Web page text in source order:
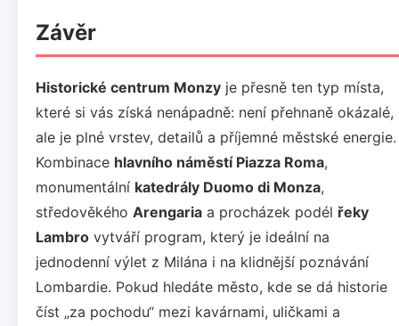
Závěr
Historické centrum Monzy je přesně ten typ místa,
které si vás získá nenápadně: není přehnaně okázalé,
ale je plné vrstev, detailů a příjemné městské energie.
Kombinace hlavního náměstí Piazza Roma,
monumentální katedrály Duomo di Monza,
středověkého Arengaria a procházek podél řeky
Lambro vytváří program, který je ideální na
jednodenní výlet z Milána i na klidnější poznávání
Lombardie. Pokud hledáte město, kde se dá historie
číst „za pochodu“ mezi kavárnami, uličkami a